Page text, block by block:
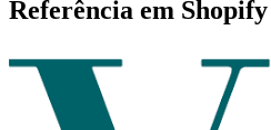
Referência em